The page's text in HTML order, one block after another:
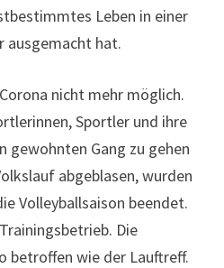
Leben in einer
ausgemacht hat.
nicht mehr möglich.
Sportler und ihre
gewohnten Gang zu gehen
abgeblasen, wurden
Volleyballsaison beendet.
Die
betroffen wie der Lauftreff.